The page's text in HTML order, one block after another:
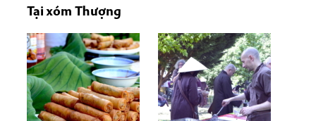
Tại xóm Thượng